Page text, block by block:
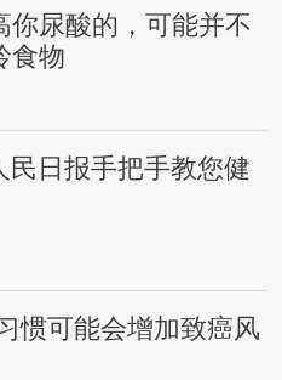
你尿酸的，可能并不
食物
民日报手把手教您健
惯可能会增加致癌风